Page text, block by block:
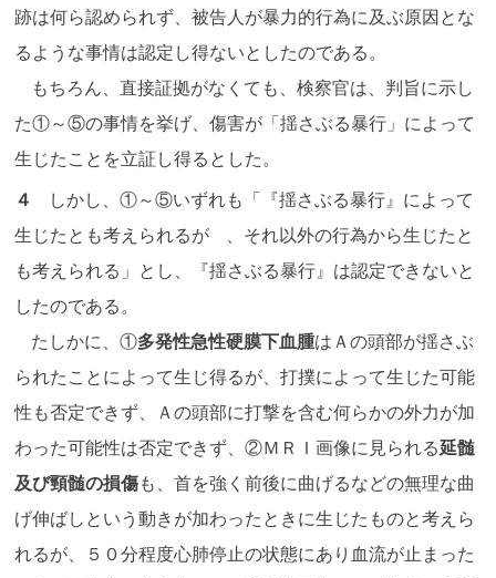
跡は何ら認められず、被告人が暴力的行為に及ぶ原因とな
るような事情は認定し得ないとしたのである。
もちろん、直接証拠がなくても、検察官は、判旨に示し
た①～⑤の事情を挙げ、傷害が「揺さぶる暴行」によって
生じたことを立証し得るとした。
４
しかし、①～⑤いずれも「『揺さぶる暴行』によって
生じたとも考えられるが 、それ以外の行為から生じたと
も考えられる」とし、『揺さぶる暴行』は認定できないと
したのである。
たしかに、①多発性急性硬膜下血腫はＡの頭部が揺さぶ
られたことによって生じ得るが、打撲によって生じた可能
性も否定できず、Ａの頭部に打撃を含む何らかの外力が加
わった可能性は否定できず、②ＭＲＩ画像に見られる延髄
及び頸髄の損傷も、首を強く前後に曲げるなどの無理な曲
げ伸ばしという動きが加わったときに生じたものと考えら
れるが、５０分程度心肺停止の状態にあり血流が止まった